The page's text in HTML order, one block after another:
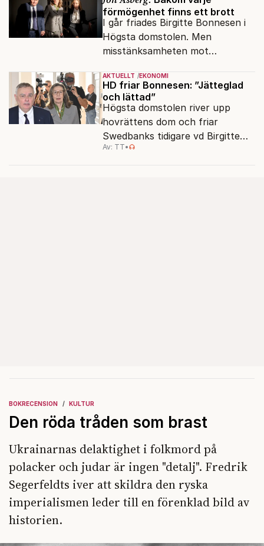
förmögenhet finns ett brott
I går friades Birgitte Bonnesen i
Högsta domstolen. Men
misstänksamheten mot
AKTUELLT EKONOMI
HD friar Bonnesen: ”Jätteglad
och lättad”
Högsta domstolen river upp
hovrättens dom och friar
Swedbanks tidigare vd Birgitte
Bonnesen från alla
Av: TT•
BOKRECENSION KULTUR
Den röda tråden som brast
Ukrainarnas delaktighet i folkmord på
polacker och judar är ingen "detalj". Fredrik
Segerfeldts iver att skildra den ryska
imperialismen leder till en förenklad bild av
historien.